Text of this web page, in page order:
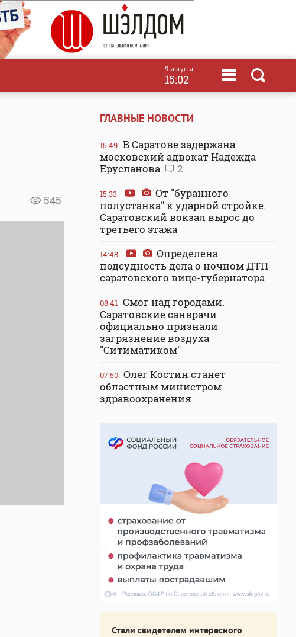
9 августа
15:02
545
ГЛАВНЫЕ НОВОСТИ
15:49 В Саратове задержана
московский адвокат Надежда
Ерусланова
2
15:33
От "буранного
полустанка" к ударной стройке.
Саратовский вокзал вырос до
третьего этажа
14:48
Определена
подсудность дела о ночном ДТП
саратовского вице-губернатора
08:41 Смог над городами.
Саратовские санврачи
официально признали
загрязнение воздуха
"Ситиматиком"
07:50 Олег Костин станет
областным министром
здравоохранения
Стали свидетелем интересного